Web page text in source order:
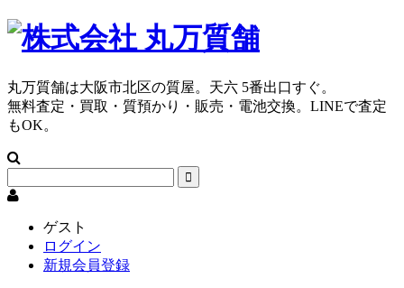
丸万質舗は大阪市北区の質屋。天六 5番出口すぐ。
無料査定・買取・質預かり・販売・電池交換。LINEで査定
もOK。
ゲスト
ログイン
新規会員登録